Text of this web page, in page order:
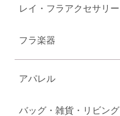
レイ・フラアクセサリー
フラ楽器
アパレル
バッグ・雑貨・リビング